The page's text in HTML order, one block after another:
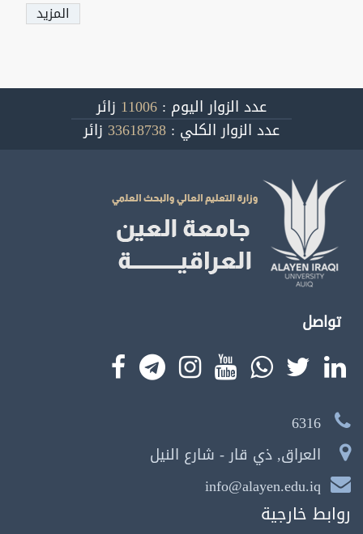
المزيد
عدد الزوار اليوم : 11006 زائر
عدد الزوار الكلي : 33618738 زائر
تواصل
6316
العراق, ذي قار - شارع النيل
info@alayen.edu.iq
روابط خارجية